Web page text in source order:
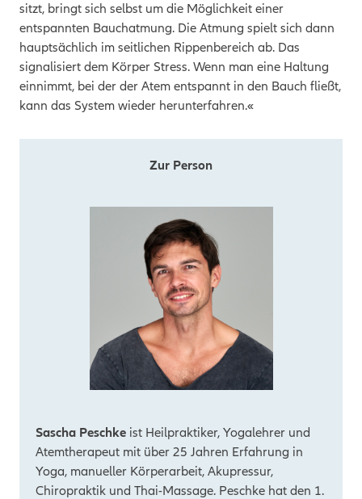
Zur Person
Sascha Peschke ist Heilpraktiker, Yogalehrer und
Atemtherapeut mit über 25 Jahren Erfahrung in
Yoga, manueller Körperarbeit, Akupressur,
Chiropraktik und Thai-Massage. Peschke hat den 1.
sitzt, bringt sich selbst um die Möglichkeit einer
entspannten Bauchatmung. Die Atmung spielt sich dann
hauptsächlich im seitlichen Rippenbereich ab. Das
signalisiert dem Körper Stress. Wenn man eine Haltung
einnimmt, bei der der Atem entspannt in den Bauch fließt,
kann das System wieder herunterfahren.«